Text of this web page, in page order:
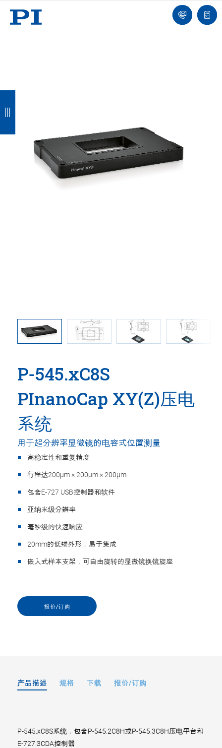
联
系
报
价
们
P-545.xC8S
PInanoCap XY(Z)压电
系统
用于超分辨率显微镜的电容式位置测量
高稳定性和重复精度
行程达200µm × 200µm × 200µm
包含E-727 USB控制器和软件
亚纳米级分辨率
毫秒级的快速响应
20mm的低矮外形，易于集成
嵌入式样本支架，可自由旋转的显微镜换镜旋座
报价/订购
产品描述 规格 下载 报价/订购
P-545.xC8S系统，包含P-545.2C8H或P-545.3C8H压电平台和
E-727.3CDA控制器